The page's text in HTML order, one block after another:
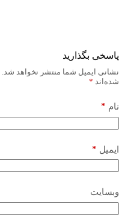
پاسخی بگذارید
نشانی ایمیل شما منتشر نخواهد شد.
شده‌اند *
نام *
ایمیل *
وبسایت